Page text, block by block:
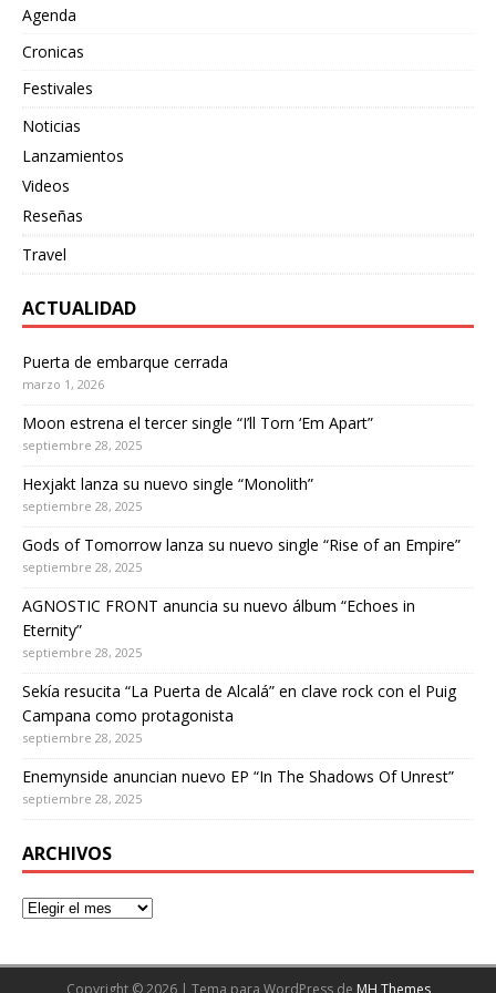
Agenda
Cronicas
Festivales
Noticias
Lanzamientos
Videos
Reseñas
Travel
ACTUALIDAD
Puerta de embarque cerrada
marzo 1, 2026
Moon estrena el tercer single “I’ll Torn ‘Em Apart”
septiembre 28, 2025
Hexjakt lanza su nuevo single “Monolith”
septiembre 28, 2025
Gods of Tomorrow lanza su nuevo single “Rise of an Empire”
septiembre 28, 2025
AGNOSTIC FRONT anuncia su nuevo álbum “Echoes in
Eternity”
septiembre 28, 2025
Sekía resucita “La Puerta de Alcalá” en clave rock con el Puig
Campana como protagonista
septiembre 28, 2025
Enemynside anuncian nuevo EP “In The Shadows Of Unrest”
septiembre 28, 2025
ARCHIVOS
Copyright © 2026 | Tema para WordPress de MH Themes